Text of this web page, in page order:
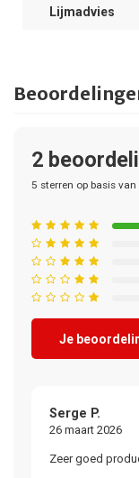
Lijmadvies
2
5 sterren op basis van
Je
Serge P.
26 maart 2026
Zeer goed